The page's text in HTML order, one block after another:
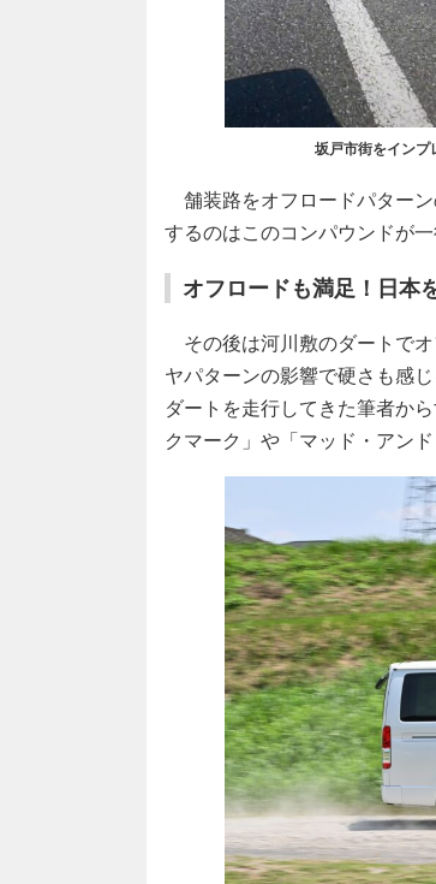
坂戸市街をインプ
舗装路をオフロードパター
するのはこのコンパウンドが
オフロードも満足！日本
その後は河川敷のダートで
ヤパターンの影響で硬さも感
ダートを走行してきた筆者か
クマーク」や「マッド・アン